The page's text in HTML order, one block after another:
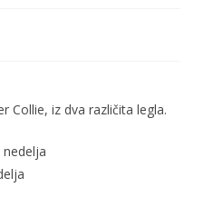
Collie, iz dva različita legla.